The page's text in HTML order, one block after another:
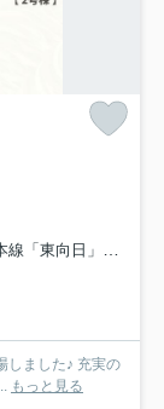
向日」駅 徒歩41分
しました♪ 充実の
もっと見る